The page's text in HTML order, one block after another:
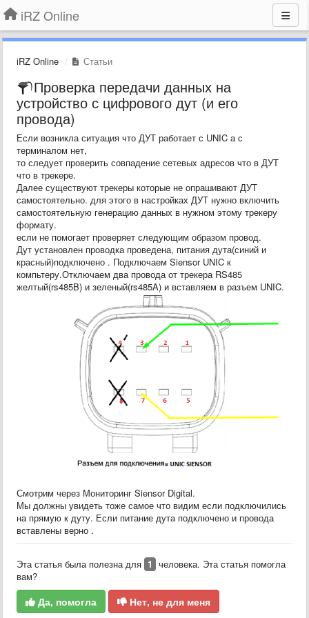
iRZ Online
iRZ Online Статьи
Проверка передачи данных на
устройство с цифрового дут (и его
провода)
Если возникла ситуация что ДУТ работает с UNIC а с
терминалом нет,
то следует проверить совпадение сетевых адресов что в ДУТ
что в трекере.
Далее существуют трекеры которые не опрашивают ДУТ
самостоятельно. для этого в настройках ДУТ нужно включить
самостоятельную генерацию данных в нужном этому трекеру
формату.
если не помогает проверяет следующим образом провод.
Дут установлен проводка проведена, питания дута(синий и
красный)подключено . Подключаем Siensor UNIC к
компьтеру.Отключаем два провода от трекера RS485
желтый(rs485B) и зеленый(rs485A) и вставляем в разъем UNIC.
Смотрим через Мониторинг Siensor Digital.
Мы должны увидеть тоже самое что видим если подключились
на прямую к дуту. Если питание дута подключено и провода
вставлены верно .
Эта статья была полезна для 1 человека. Эта статья помогла
вам?
Да, помогла Нет, не для меня